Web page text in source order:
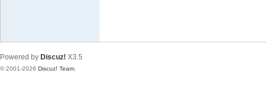
Powered by Discuz! X3.5
© 2001-2026 Discuz! Team